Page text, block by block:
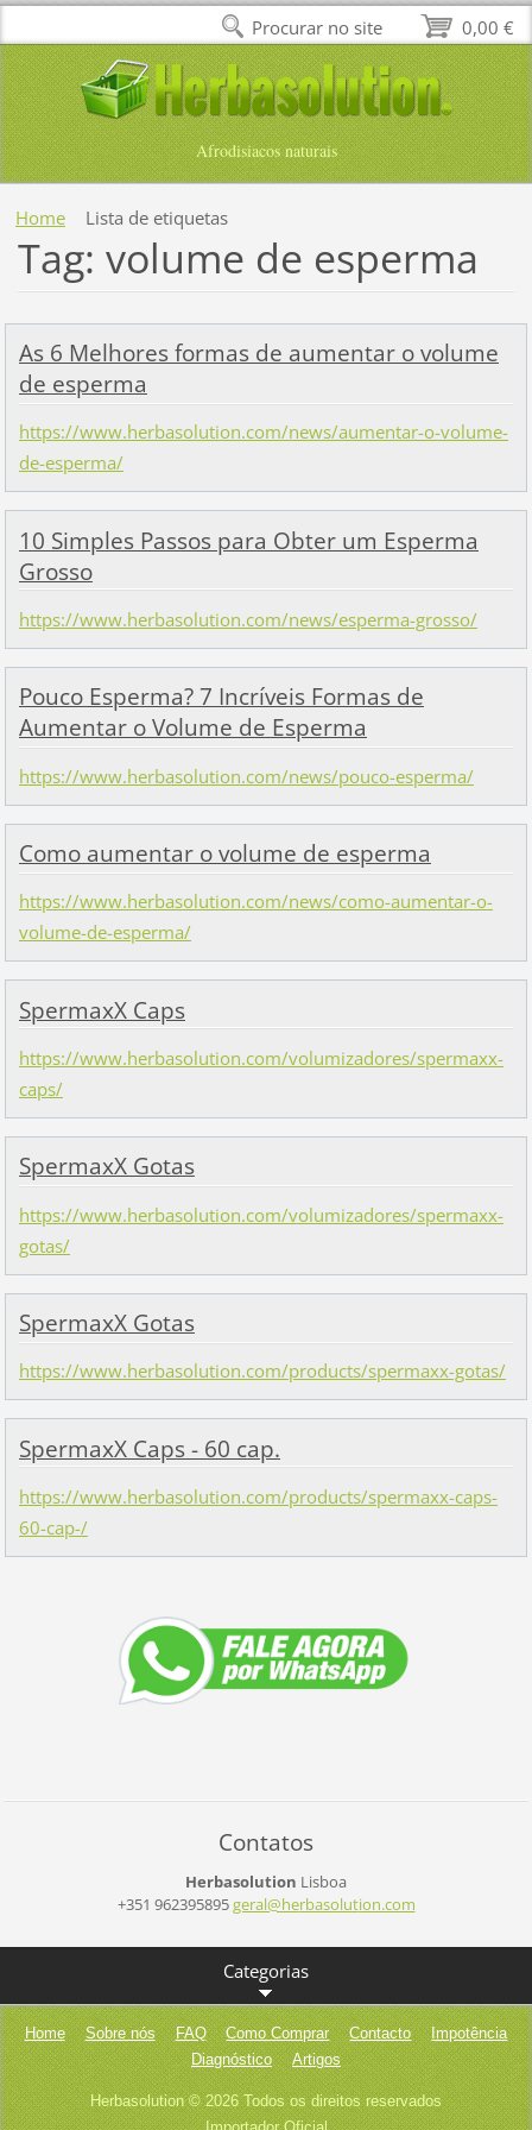
Afrodisiacos naturais
Home Lista de etiquetas
Tag: volume de esperma
As 6 Melhores formas de aumentar o volume
de esperma
https://www.herbasolution.com/news/aumentar-o-volume-
de-esperma/
10 Simples Passos para Obter um Esperma
Grosso
https://www.herbasolution.com/news/esperma-grosso/
Pouco Esperma? 7 Incríveis Formas de
Aumentar o Volume de Esperma
https://www.herbasolution.com/news/pouco-esperma/
Como aumentar o volume de esperma
https://www.herbasolution.com/news/como-aumentar-o-
volume-de-esperma/
SpermaxX Caps
https://www.herbasolution.com/volumizadores/spermaxx-
caps/
SpermaxX Gotas
https://www.herbasolution.com/volumizadores/spermaxx-
gotas/
SpermaxX Gotas
https://www.herbasolution.com/products/spermaxx-gotas/
SpermaxX Caps - 60 cap.
https://www.herbasolution.com/products/spermaxx-caps-
60-cap-/
Contatos
Herbasolution Lisboa
+351 962395895geral@herbasolution.com
Categorias
Home Sobre nós FAQ Como Comprar Contacto
Impotência
Diagnóstico
Artigos
Herbasolution © 2026 Todos os direitos reservados
0,00 €
Procurar no site